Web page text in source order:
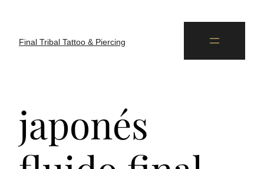
Final Tribal Tattoo & Piercing
japonés